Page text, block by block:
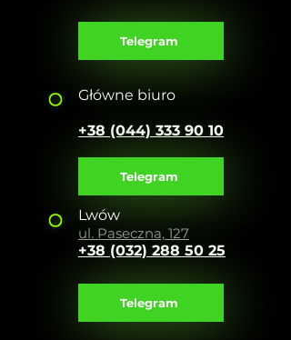
Telegram
Główne biuro
+38 (044) 333 90 10
Telegram
Lwów
ul. Paseczna, 127
+38 (032) 288 50 25
Telegram